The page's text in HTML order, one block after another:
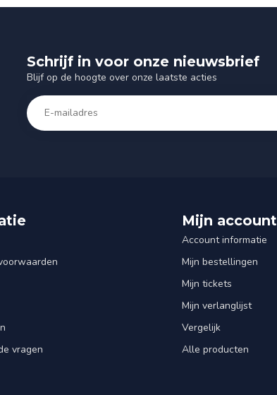
Schrijf in voor onze nieuwsbrief
Blijf op de hoogte over onze laatste acties
vragen
Mijn account
Account informatie
Mijn bestellingen
Mijn tickets
Mijn verlanglijst
Vergelijk
Alle producten